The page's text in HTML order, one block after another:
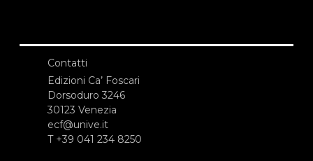
Contatti
Edizioni Ca’ Foscari
Dorsoduro 3246
30123 Venezia
ecf@unive.it
T +39 041 234 8250